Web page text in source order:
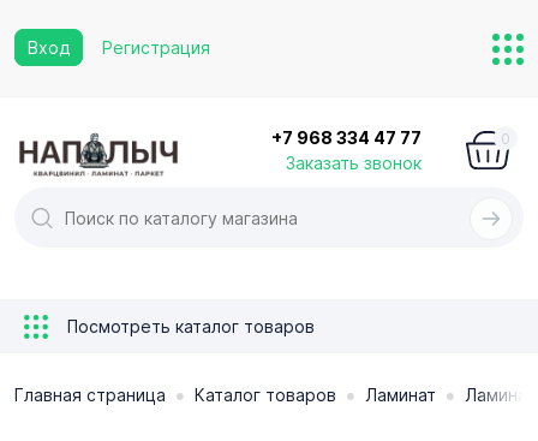
Вход Регистрация
+7 968 334 47 77
Заказать звонок
0
Посмотреть каталог товаров
Главная страница • Каталог товаров • Ламинат •